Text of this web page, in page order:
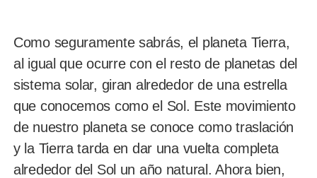
Como seguramente sabrás, el planeta Tierra,
al igual que ocurre con el resto de planetas del
sistema solar, giran alrededor de una estrella
que conocemos como el Sol. Este movimiento
de nuestro planeta se conoce como traslación
y la Tierra tarda en dar una vuelta completa
alrededor del Sol un año natural. Ahora bien,